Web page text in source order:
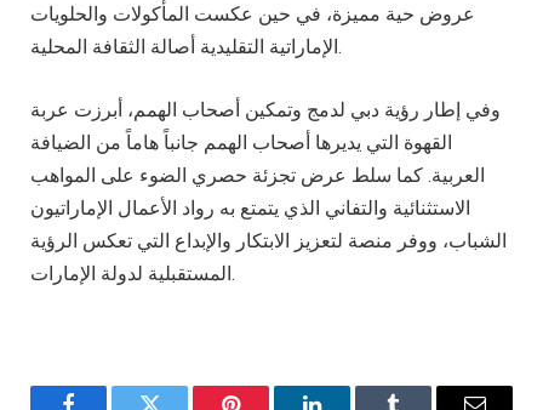
عروض حية مميزة، في حين عكست المأكولات والحلويات
الإماراتية التقليدية أصالة الثقافة المحلية.
وفي إطار رؤية دبي لدمج وتمكين أصحاب الهمم، أبرزت عربة
القهوة التي يديرها أصحاب الهمم جانباً هاماً من الضيافة
العربية. كما سلط عرض تجزئة حصري الضوء على المواهب
الاستثنائية والتفاني الذي يتمتع به رواد الأعمال الإماراتيون
الشباب، ووفر منصة لتعزيز الابتكار والإبداع التي تعكس الرؤية
المستقبلية لدولة الإمارات.